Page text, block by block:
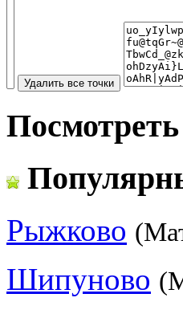
Рыжково
Шипуново